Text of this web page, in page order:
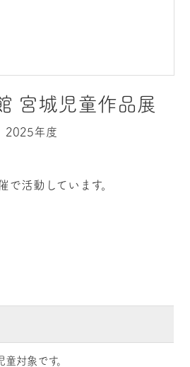
宮城児童作品展
2025年度
で活動しています。
対象です。